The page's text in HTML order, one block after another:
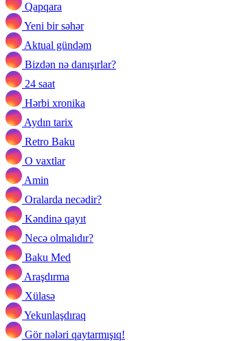
Qapqara
Yeni bir səhər
Aktual gündəm
Bizdən nə danışırlar?
24 saat
Hərbi xronika
Aydın tarix
Retro Baku
O vaxtlar
Amin
Oralarda necədir?
Kəndinə qayıt
Necə olmalıdır?
Baku Med
Araşdırma
Xülasə
Yekunlaşdıraq
Gör nələri qaytarmışıq!